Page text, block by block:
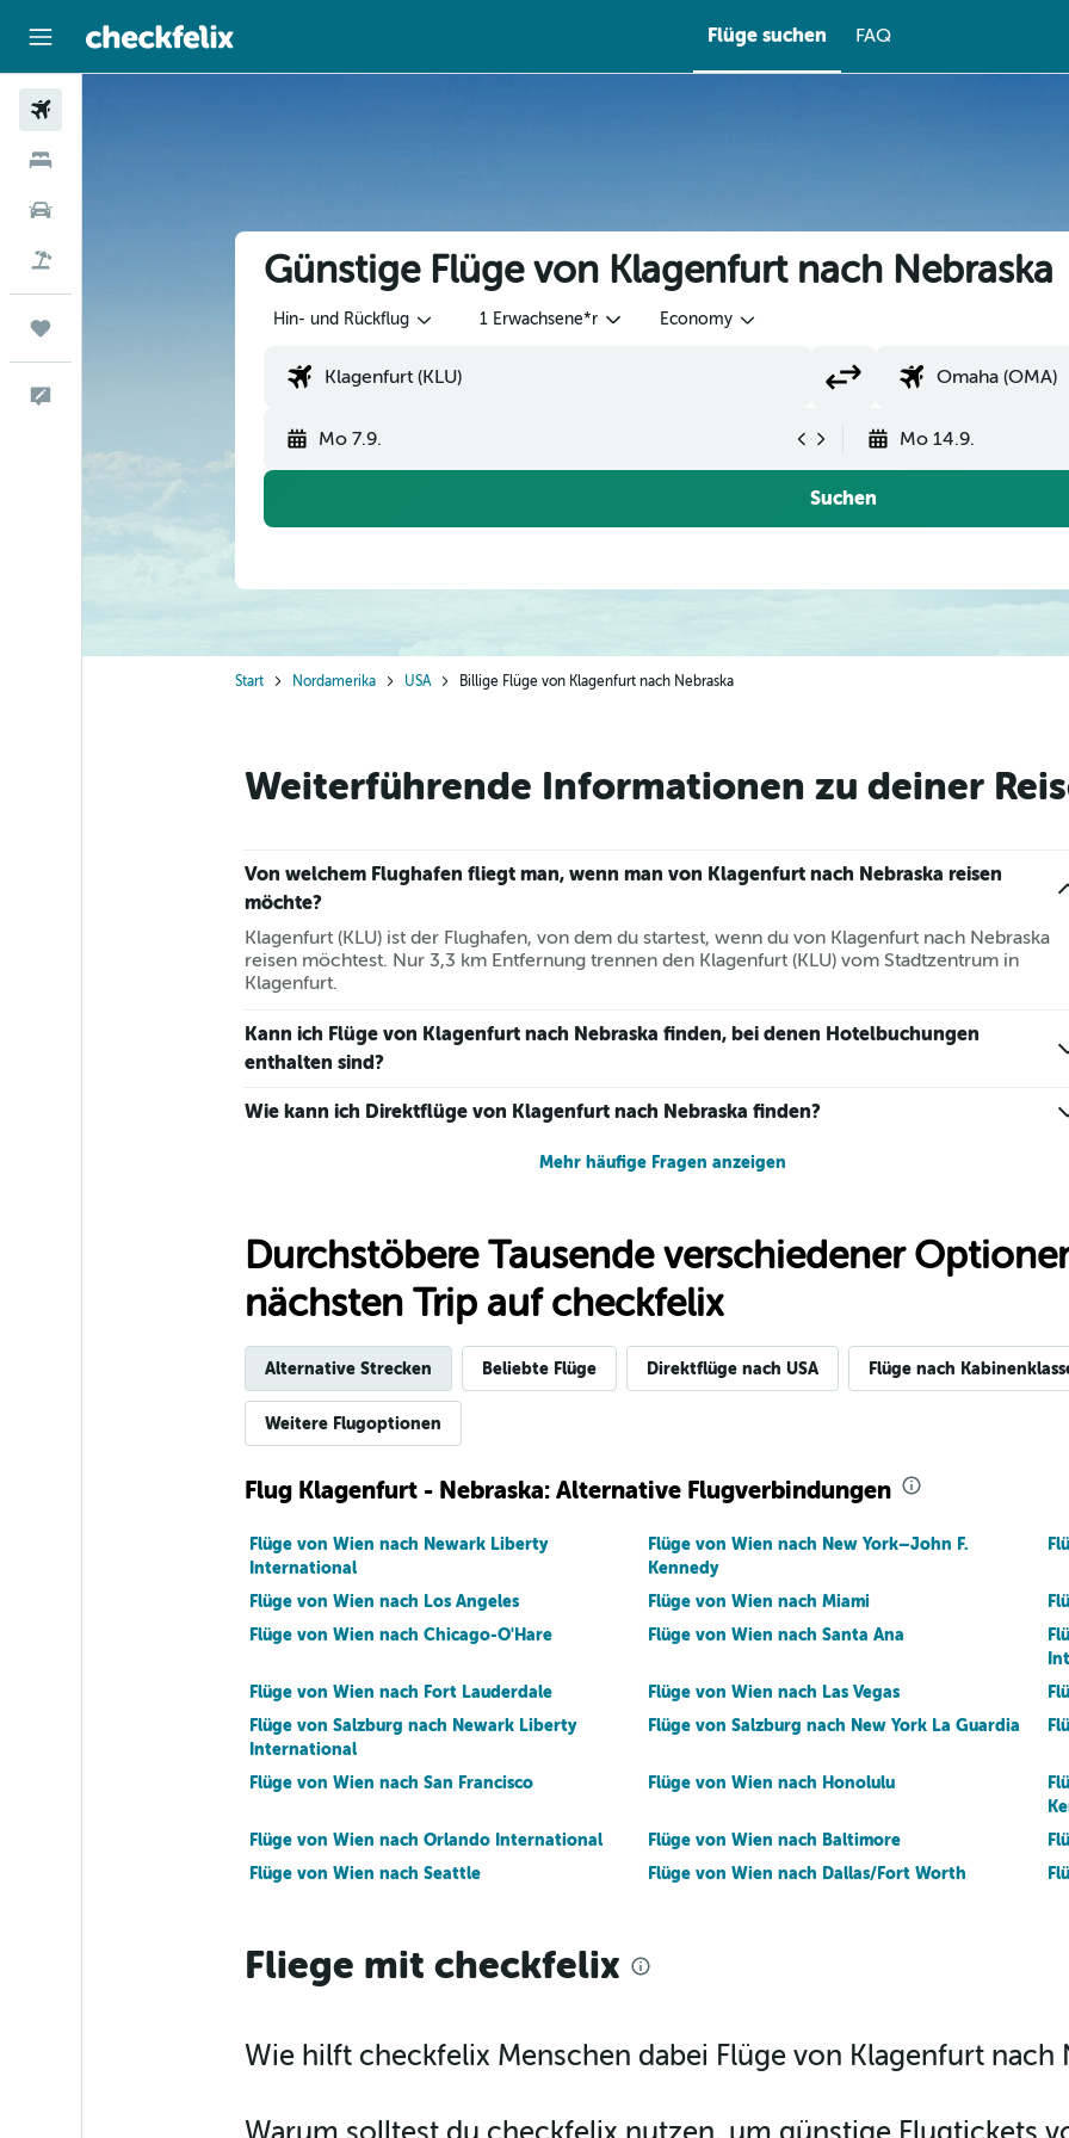
Flüge suchen FAQ
Günstige Flüge von Klagenfurt nach Nebraska
Hin- und Rückflug 1 Erwachsene*r Economy
Mo 7.9. Mo 14.9.
Suchen
Start Nordamerika USA Billige Flüge von Klagenfurt nach Nebraska
Weiterführende Informationen zu deiner
Von welchem Flughafen fliegt man, wenn man von Klagenfurt nach Nebraska reisen
möchte?
Klagenfurt (KLU) ist der Flughafen, von dem du startest, wenn du von Klagenfurt nach Nebraska
reisen möchtest. Nur 3,3 km Entfernung trennen den Klagenfurt (KLU) vom Stadtzentrum in
Klagenfurt.
Kann ich Flüge von Klagenfurt nach Nebraska finden, bei denen Hotelbuchungen
enthalten sind?
Wie kann ich Direktflüge von Klagenfurt nach Nebraska finden?
Mehr häufige Fragen anzeigen
Durchstöbere Tausende verschiedener
nächsten Trip auf checkfelix
Alternative Strecken Beliebte Flüge Direktflüge nach USA Flüge nach
Weitere Flugoptionen
Flug Klagenfurt - Nebraska: Alternative Flugverbindungen
Flüge von Wien nach Newark Liberty
International
Flüge von Wien nach New York–John F.
Kennedy
Flüge von Wien nach Los Angeles Flüge von Wien nach Miami
Flüge von Wien nach Chicago-O'Hare
Flüge von Wien nach Santa Ana
Flüge von Wien nach Fort Lauderdale
Flüge von Wien nach Las Vegas
Flüge von Salzburg nach Newark Liberty
International
Flüge von Salzburg nach New York La Guardia
Flüge von Wien nach San Francisco Flüge von Wien nach Honolulu
Flüge von Wien nach Orlando International
Flüge von Wien nach Baltimore
Flüge von Wien nach Seattle
Flüge von Wien nach Dallas/Fort Worth
Reagan
Flüge von Wien nach Oakland
International
Fliege mit checkfelix
Wie hilft checkfelix Menschen dabei Flüge von Klagenfurt nach